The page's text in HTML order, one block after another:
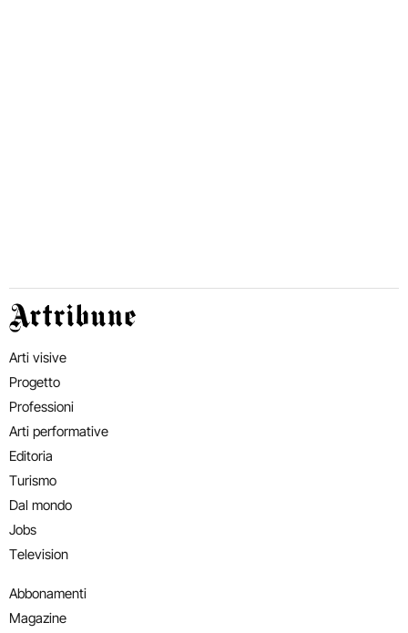
Artribune
Arti visive
Progetto
Professioni
Arti performative
Editoria
Turismo
Dal mondo
Jobs
Television
Abbonamenti
Magazine